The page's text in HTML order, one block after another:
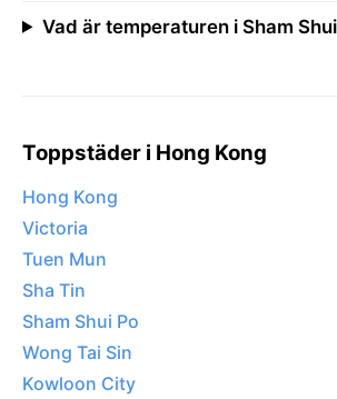
Vad är temperaturen i Sham
Toppstäder i Hong Kong
Hong Kong
Victoria
Tuen Mun
Sha Tin
Sham Shui Po
Wong Tai Sin
Kowloon City